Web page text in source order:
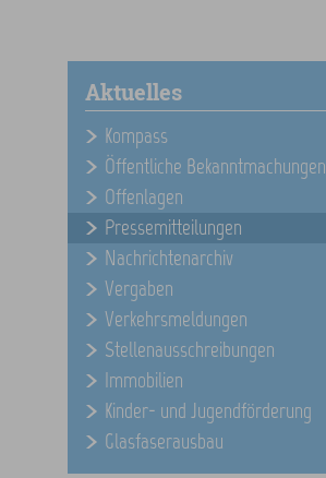
Aktuelles
Kompass
Öffentliche Bekanntmachungen
Offenlagen
Pressemitteilungen
Nachrichtenarchiv
Vergaben
Verkehrsmeldungen
Stellenausschreibungen
Immobilien
Kinder- und Jugendförderung
Glasfaserausbau